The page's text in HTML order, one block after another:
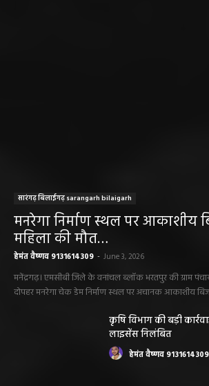
सारंगढ़ बिलाईगढ़ sarangarh bilaigarh
मनरेगा निर्माण स्थल पर आकाशीय
महिला की मौत…
हेमंत वैष्णव 9131614309 - June 3, 2026
मनेंद्रगढ़। एमसीबी जिले के वनांचल ब्लॉक भरतपुर की ग्राम
दोपहर मनरेगा चेक डेम निर्माण स्थल पर अचानक आकाशीय
कृषि विभाग की बड़ी
लाइसेंस निलंबित
हेमंत वैष्णव 9131614309